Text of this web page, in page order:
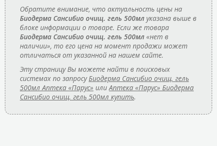
Обратите внимание, что актуальность цены на
Биодерма Сансибио очищ. гель 500мл указана выше в
блоке информации о товаре. Если же товара
Биодерма Сансибио очищ. гель 500мл «нет в
наличии», то его цена на момент продажи может
отличаться от указанной на нашем сайте.
Эту страницу Вы можете найти в поисковых
системах по запросуБиодерма Сансибио очищ. гель
500мл Аптека «Парус» илиАптека «Парус» Биодерма
Сансибио очищ. гель 500мл купить.